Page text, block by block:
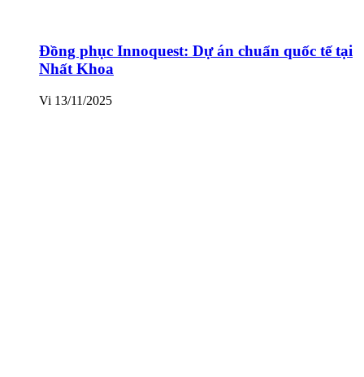
Đồng phục Innoquest: Dự án chuẩn quốc tế tại
Nhất Khoa
Vi 13/11/2025